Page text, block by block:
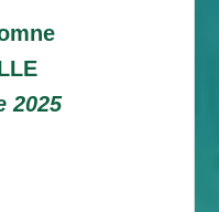
2025